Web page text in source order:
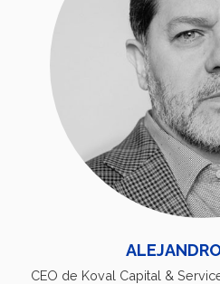
CEO de Koval Capital &